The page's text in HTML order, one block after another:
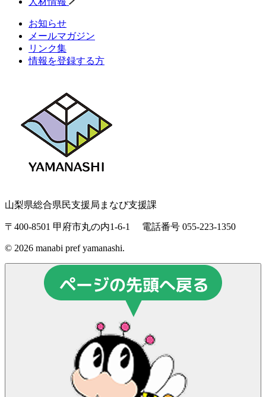
お知らせ
メールマガジン
リンク集
情報を登録する方
山梨県総合県民支援局まなび支援課
〒400-8501 甲府市丸の内1-6-1 電話番号 055-223-1350
© 2026 manabi pref yamanashi.